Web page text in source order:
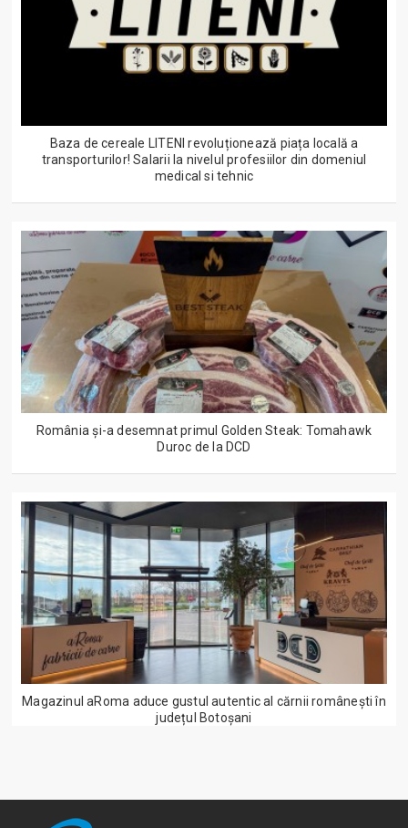
Baza de cereale LITENI revoluționează piața locală a
transporturilor! Salarii la nivelul profesiilor din domeniul
medical si tehnic
România și-a desemnat primul Golden Steak: Tomahawk
Duroc de la DCD
Magazinul aRoma aduce gustul autentic al cărnii românești în
județul Botoșani